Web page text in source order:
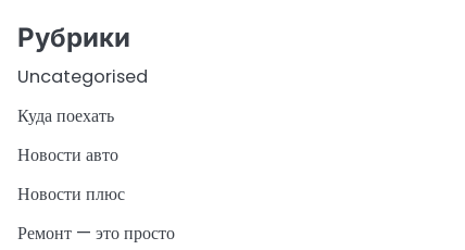
Рубрики
Uncategorised
Куда поехать
Новости авто
Новости плюс
Ремонт — это просто